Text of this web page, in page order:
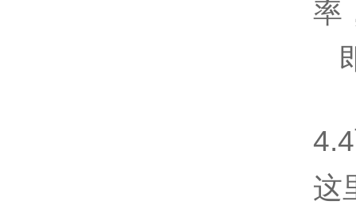
率
这